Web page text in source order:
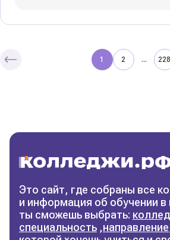
колледж
Фильтры
Сбросить фильтры
1 2 ... 228
Это сайт, где собраны все
и информация об обучении в
ты сможешь выбрать:
специальность ,направление